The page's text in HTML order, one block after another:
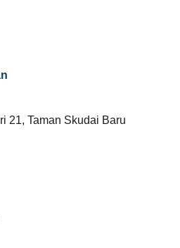
21, Taman Skudai Baru